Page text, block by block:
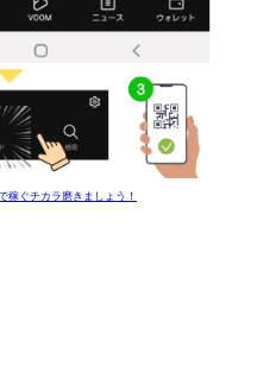
稼ぐチカラ磨きましょう！